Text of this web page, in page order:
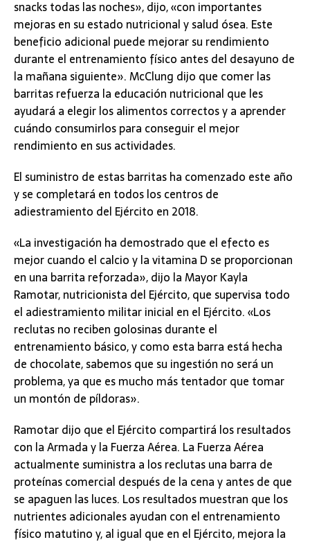
snacks todas las noches», dijo, «con importantes
mejoras en su estado nutricional y salud ósea. Este
beneficio adicional puede mejorar su rendimiento
durante el entrenamiento físico antes del desayuno de
la mañana siguiente». McClung dijo que comer las
barritas refuerza la educación nutricional que les
ayudará a elegir los alimentos correctos y a aprender
cuándo consumirlos para conseguir el mejor
rendimiento en sus actividades.
El suministro de estas barritas ha comenzado este año
y se completará en todos los centros de
adiestramiento del Ejército en 2018.
«La investigación ha demostrado que el efecto es
mejor cuando el calcio y la vitamina D se proporcionan
en una barrita reforzada», dijo la Mayor Kayla
Ramotar, nutricionista del Ejército, que supervisa todo
el adiestramiento militar inicial en el Ejército. «Los
reclutas no reciben golosinas durante el
entrenamiento básico, y como esta barra está hecha
de chocolate, sabemos que su ingestión no será un
problema, ya que es mucho más tentador que tomar
un montón de píldoras».
Ramotar dijo que el Ejército compartirá los resultados
con la Armada y la Fuerza Aérea. La Fuerza Aérea
actualmente suministra a los reclutas una barra de
proteínas comercial después de la cena y antes de que
se apaguen las luces. Los resultados muestran que los
nutrientes adicionales ayudan con el entrenamiento
físico matutino y, al igual que en el Ejército, mejora la